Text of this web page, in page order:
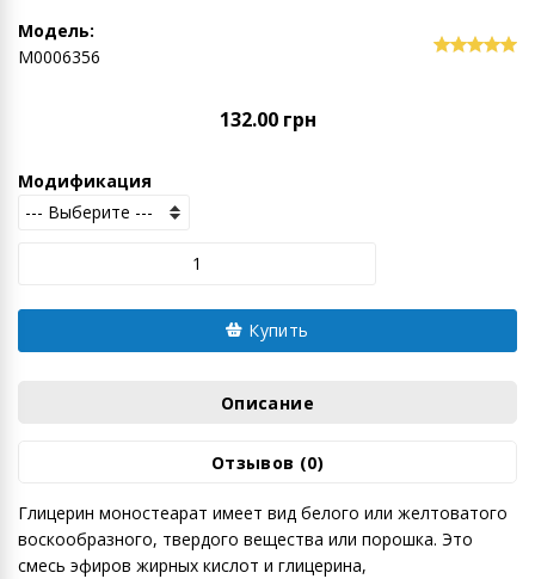
Модель:
М0006356
132.00 грн
Модификация
Купить
Описание
Отзывов (0)
Глицерин моностеарат имеет вид белого или желтоватого
воскообразного, твердого вещества или порошка. Это
смесь эфиров жирных кислот и глицерина,